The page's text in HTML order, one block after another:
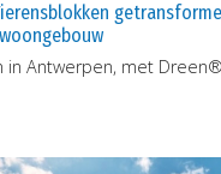
in Antwerpen, met